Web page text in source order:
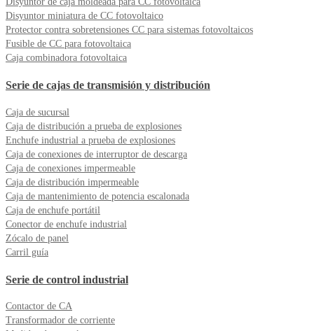
Disyuntor miniatura de CC fotovoltaico
Protector contra sobretensiones CC para sistemas fotovoltaicos
Fusible de CC para fotovoltaica
Caja combinadora fotovoltaica
Serie de cajas de transmisión y distribución
Caja de sucursal
Caja de distribución a prueba de explosiones
Enchufe industrial a prueba de explosiones
Caja de conexiones de interruptor de descarga
Caja de conexiones impermeable
Caja de distribución impermeable
Caja de mantenimiento de potencia escalonada
Caja de enchufe portátil
Conector de enchufe industrial
Zócalo de panel
Carril guía
Serie de control industrial
Contactor de CA
Transformador de corriente